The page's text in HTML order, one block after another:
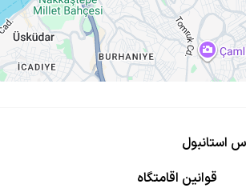
استانبول
قوانین اقامتگاه